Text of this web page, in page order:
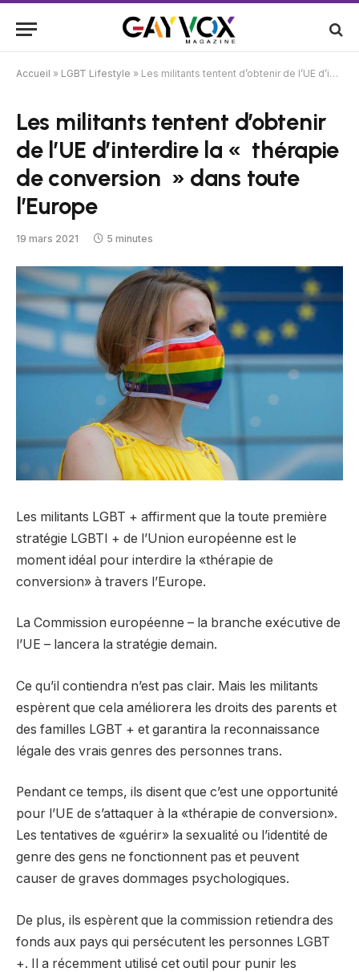
Accueil » LGBT Lifestyle » Les militants tentent d’obtenir de l’UE d’interdire la « thérapie de conversion » dans toute l’Europe
Les militants tentent d’obtenir
de l’UE d’interdire la « thérapie
de conversion » dans toute
l’Europe
19 mars 2021 5 minutes
Les militants LGBT + affirment que la toute première
stratégie LGBTI + de l’Union européenne est le
moment idéal pour interdire la «thérapie de
conversion» à travers l’Europe.
La Commission européenne – la branche exécutive de
l’UE – lancera la stratégie demain.
Ce qu’il contiendra n’est pas clair. Mais les militants
espèrent que cela améliorera les droits des parents et
des familles LGBT + et garantira la reconnaissance
légale des vrais genres des personnes trans.
Pendant ce temps, ils disent que c’est une opportunité
pour l’UE de s’attaquer à la «thérapie de conversion».
Les tentatives de «guérir» la sexualité ou l’identité de
genre des gens ne fonctionnent pas et peuvent
causer de graves dommages psychologiques.
De plus, ils espèrent que la commission retiendra des
fonds aux pays qui persécutent les personnes LGBT
+. Il a récemment utilisé cet outil pour punir les